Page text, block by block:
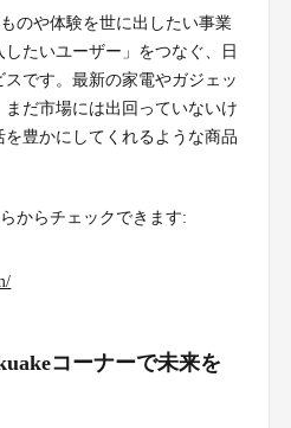
のや体験を世に出したい事業
たいユーザー」をつなぐ、日
です。最新の家電やガジェッ
まだ市場には出回っていないけ
豊かにしてくれるような商品
からチェックできます:
コーナーで未来を